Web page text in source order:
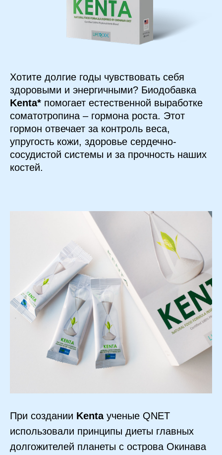
Хотите долгие годы чувствовать себя
здоровыми и энергичными? Биодобавка
Kenta* помогает естественной выработке
соматотропина – гормона роста. Этот
гормон отвечает за контроль веса,
упругость кожи, здоровье сердечно-
сосудистой системы и за прочность наших
костей.
При создании Kenta ученые QNET
использовали принципы диеты главных
долгожителей планеты с острова Окинава